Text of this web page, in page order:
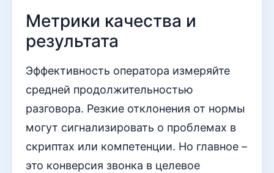
Метрики качества и
результата
Эффективность оператора измеряйте
средней продолжительностью
разговора. Резкие отклонения от нормы
могут сигнализировать о проблемах в
скриптах или компетенции. Но главное –
это конверсия звонка в целевое